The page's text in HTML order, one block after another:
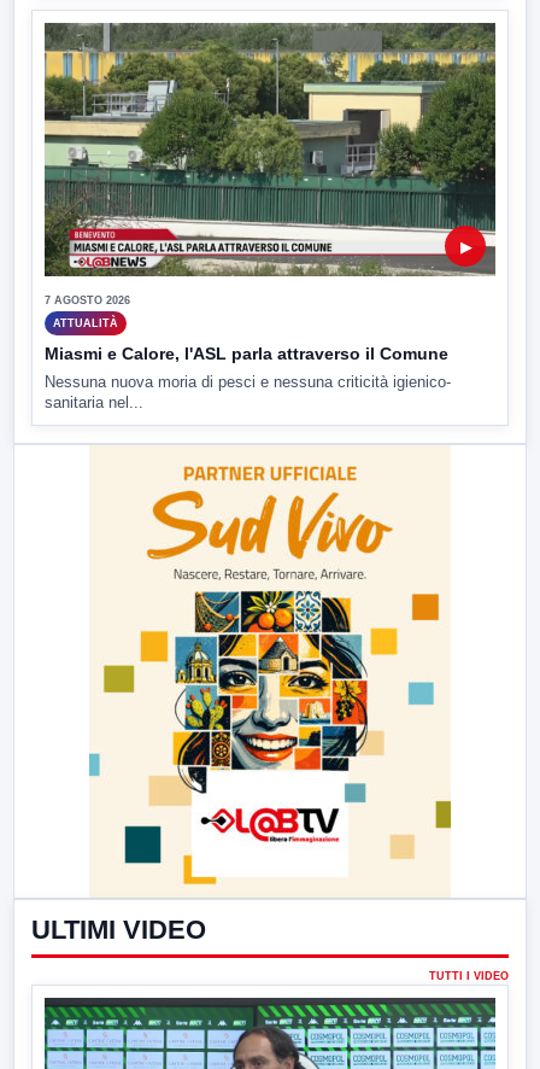
▶
7 AGOSTO 2026
ATTUALITÀ
Miasmi e Calore, l'ASL parla attraverso il Comune
Nessuna nuova moria di pesci e nessuna criticità igienico-
sanitaria nel...
ULTIMI VIDEO
TUTTI I VIDEO